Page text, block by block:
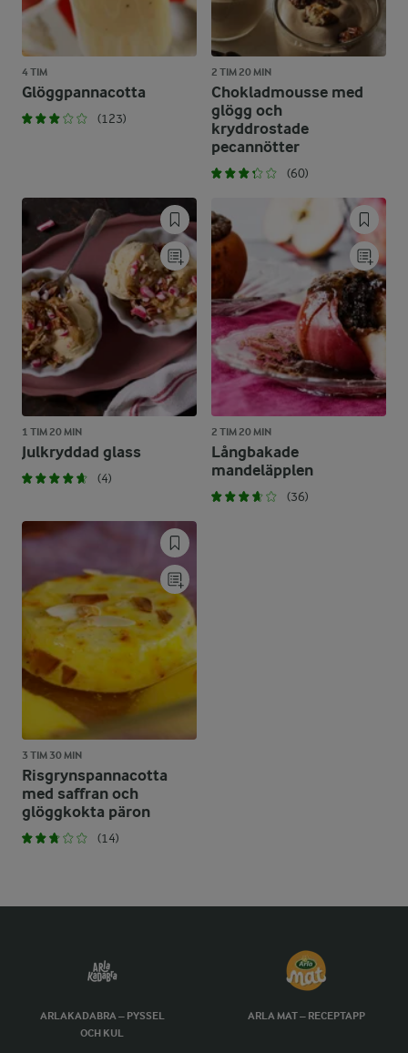
4 TIM
Glöggpannacotta
(123)
2 TIM 20 MIN
Chokladmousse med
glögg och
kryddrostade
pecannötter
(60)
1 TIM 20 MIN
Julkryddad glass
(4)
2 TIM 20 MIN
Långbakade
mandeläpplen
(36)
3 TIM 30 MIN
Risgrynspannacotta
med saffran och
glöggkokta päron
(14)
ARLAKADABRA – PYSSEL
OCH KUL
ARLA MAT – RECEPTAPP